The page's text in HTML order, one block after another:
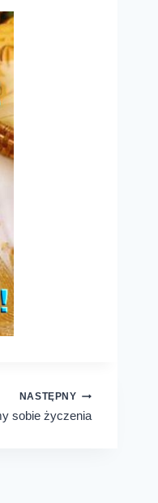
NASTĘPNY
sobie życzenia